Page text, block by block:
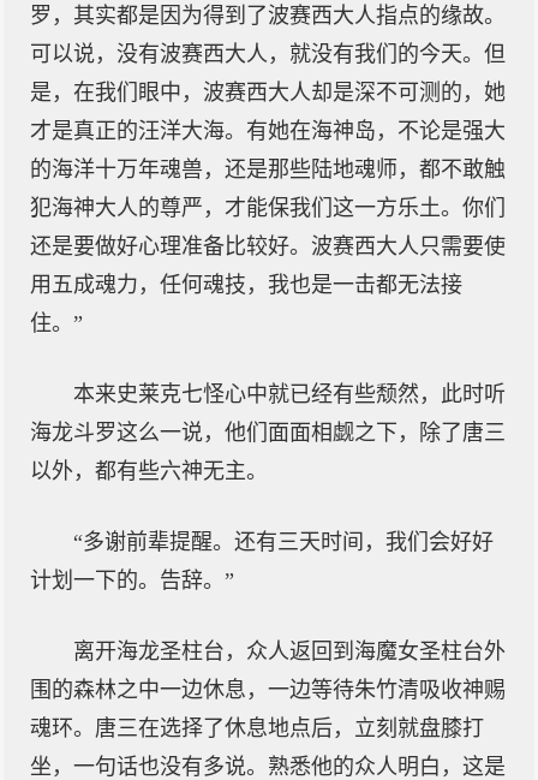
罗，其实都是因为得到了波赛西大人指点的缘故。
可以说，没有波赛西大人，就没有我们的今天。但
是，在我们眼中，波赛西大人却是深不可测的，她
才是真正的汪洋大海。有她在海神岛，不论是强大
的海洋十万年魂兽，还是那些陆地魂师，都不敢触
犯海神大人的尊严，才能保我们这一方乐土。你们
还是要做好心理准备比较好。波赛西大人只需要使
用五成魂力，任何魂技，我也是一击都无法接
住。”
本来史莱克七怪心中就已经有些颓然，此时听
海龙斗罗这么一说，他们面面相觑之下，除了唐三
以外，都有些六神无主。
“多谢前辈提醒。还有三天时间，我们会好好
计划一下的。告辞。”
离开海龙圣柱台，众人返回到海魔女圣柱台外
围的森林之中一边休息，一边等待朱竹清吸收神赐
魂环。唐三在选择了休息地点后，立刻就盘膝打
坐，一句话也没有多说。熟悉他的众人明白，这是